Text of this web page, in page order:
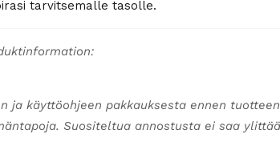
tarvitsemalle tasolle.
ja käyttöohjeen pakkauksesta ennen
Suositeltua annostusta ei saa